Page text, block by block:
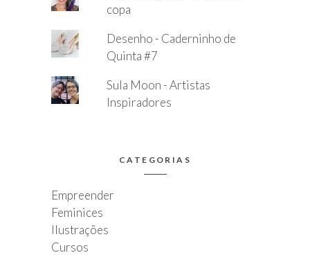
copa
Desenho - Caderninho de
Quinta #7
Sula Moon - Artistas
Inspiradores
CATEGORIAS
Empreender
Feminices
Ilustrações
Cursos